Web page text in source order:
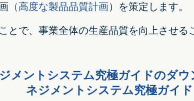
（高度な製品品質計画）を策定します。
とで、事業全体の生産品質を向上させる
メントシステム究極ガイドのダ
ネジメントシステム究極ガイド